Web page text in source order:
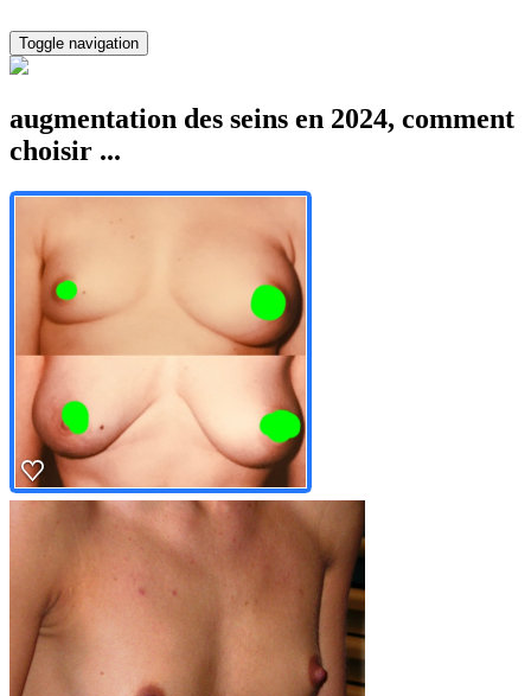
Toggle navigation
augmentation des seins en 2024, comment
choisir ...